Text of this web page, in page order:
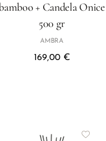
+ Candela Onice
500 gr
AMBRA
169,00 €